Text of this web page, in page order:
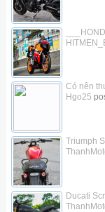
Có nên
Hgo25
Triumph
Ducati